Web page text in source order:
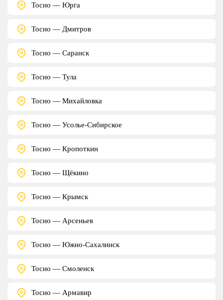
Тосно — Юрга
Тосно — Дмитров
Тосно — Саранск
Тосно — Тула
Тосно — Михайловка
Тосно — Усолье-Сибирское
Тосно — Кропоткин
Тосно — Щёкино
Тосно — Крымск
Тосно — Арсеньев
Тосно — Южно-Сахалинск
Тосно — Смоленск
Тосно — Армавир